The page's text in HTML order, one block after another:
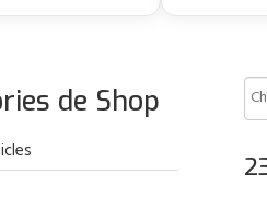
de Shop